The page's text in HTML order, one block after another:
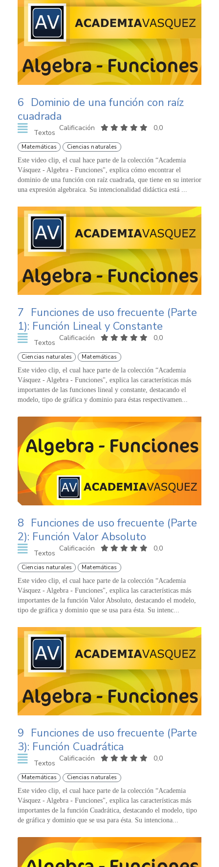
6 Dominio de una función con raíz
cuadrada
Textos
Calificación 0,0
Matemáticas Ciencias naturales
Este video clip, el cual hace parte de la colección “Academia
Vásquez - Algebra - Funciones", explica cómo encontrar el
dominio de una función con raíz cuadrada, que tiene en su interior
una expresión algebraica. Su intencionalidad didáctica está ...
7 Funciones de uso frecuente (Parte
1): Función Lineal y Constante
Textos
Calificación 0,0
Ciencias naturales Matemáticas
Este video clip, el cual hace parte de la colección “Academia
Vásquez - Algebra - Funciones", explica las características más
importantes de las funciones lineal y constante, destacando el
modelo, tipo de gráfica y dominio para éstas respectivamen...
8 Funciones de uso frecuente (Parte
2): Función Valor Absoluto
Textos
Calificación 0,0
Ciencias naturales Matemáticas
Este video clip, el cual hace parte de la colección “Academia
Vásquez - Algebra - Funciones", explica las características más
importantes de la función Valor Absoluto, destacando el modelo,
tipo de gráfica y dominio que se usa para ésta. Su intenc...
9 Funciones de uso frecuente (Parte
3): Función Cuadrática
Textos
Calificación 0,0
Matemáticas Ciencias naturales
Este video clip, el cual hace parte de la colección “Academia
Vásquez - Algebra - Funciones", explica las características más
importantes de la función Cuadrática, destacando el modelo, tipo
de gráfica y dominio que se usa para ésta. Su intenciona...